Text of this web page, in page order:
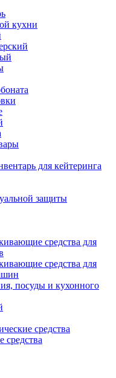
кухни
для кейтеринга
защиты
средства для
средства для
посуды и кухонного
средства